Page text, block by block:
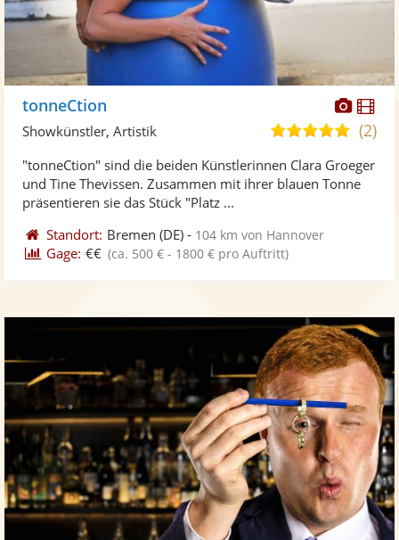
Fotos
tonneCtion
4,9
5
(2)
Showkünstler, Artistik
"tonneCtion" sind die beiden Künstlerinnen Clara Groeger
und Tine Thevissen. Zusammen mit ihrer blauen Tonne
präsentieren sie das Stück "Platz ...
Standort: Bremen (DE) - 104 km von Hannover
Gage: €€ (ca. 500 € - 1800 € pro Auftritt)